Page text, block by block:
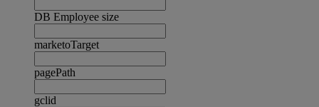
DB Employee size
marketoTarget
pagePath
gclid